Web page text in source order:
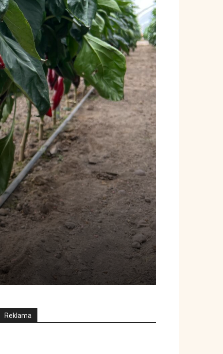
Reklama